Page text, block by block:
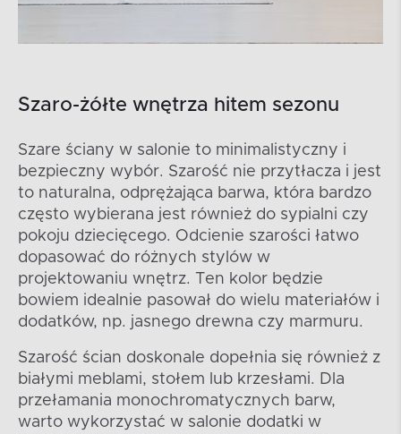
Szaro-żółte wnętrza hitem sezonu
Szare ściany w salonie to minimalistyczny i
bezpieczny wybór. Szarość nie przytłacza i jest
to naturalna, odprężająca barwa, która bardzo
często wybierana jest również do sypialni czy
pokoju dziecięcego. Odcienie szarości łatwo
dopasować do różnych stylów w
projektowaniu wnętrz. Ten kolor będzie
bowiem idealnie pasował do wielu materiałów i
dodatków, np. jasnego drewna czy marmuru.
Szarość ścian doskonale dopełnia się również z
białymi meblami, stołem lub krzesłami. Dla
przełamania monochromatycznych barw,
warto wykorzystać w salonie dodatki w